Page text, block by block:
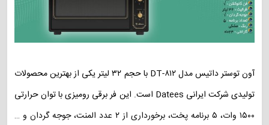
آون توستر داتیس مدل DT-۸۱۲ با حجم ۳۲ لیتر یکی از بهترین محصولات
تولیدی شرکت ایرانی Datees است. این فر برقی رومیزی با توان حرارتی
۱۵۰۰ وات، ۵ برنامه پخت، برخورداری از ۲ عدد المنت، جوجه گردان و …